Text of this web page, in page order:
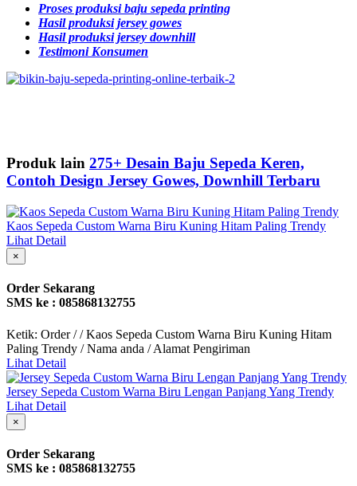
Proses produksi baju sepeda printing
Hasil produksi jersey gowes
Hasil produksi jersey downhill
Testimoni Konsumen
Produk lain 275+ Desain Baju Sepeda Keren,
Contoh Design Jersey Gowes, Downhill Terbaru
Kaos Sepeda Custom Warna Biru Kuning Hitam Paling Trendy
Lihat Detail
×
Order Sekarang
SMS ke : 085868132755
Ketik: Order / / Kaos Sepeda Custom Warna Biru Kuning Hitam
Paling Trendy / Nama anda / Alamat Pengiriman
Lihat Detail
Jersey Sepeda Custom Warna Biru Lengan Panjang Yang Trendy
Lihat Detail
×
Order Sekarang
SMS ke : 085868132755